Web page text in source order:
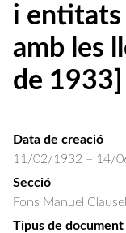
i entitats
amb les
de 1933]
Data de creació
11/02/1932 – 14/
Secció
Fons Manuel
Tipus de document